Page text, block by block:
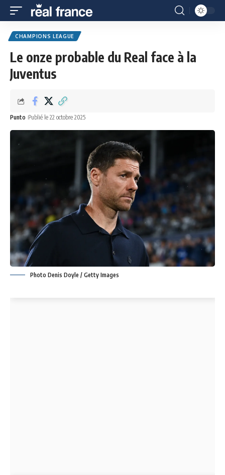
CHAMPIONS LEAGUE
Le onze probable du Real face à la
Juventus
Punto Publié le 22 octobre 2025
Photo Denis Doyle / Getty Images